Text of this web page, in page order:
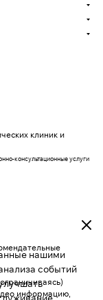
нашими
событий
клиник и
консультационные услуги
информацию,